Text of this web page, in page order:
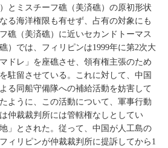
とミスチーフ礁（美済礁）の原初形状
る海洋権限も有せず、占有の対象にも
礁（美済礁）に近いセカンドトーマス
）では、フィリピンは1999年に第2次大
ドレ」を座礁させ、領有権主張のため
駐留させている。これに対して、中国
る同船守備隊への補給活動を妨害して
ように、この活動について、軍事行動
仲裁裁判所には管轄権なしとしてい
」とされた。従って、中国が人工島の
ィリピンが仲裁裁判所に提訴してから 1